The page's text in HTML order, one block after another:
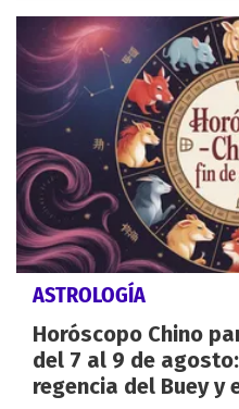
ASTROLOGÍA
Horóscopo Chino
del 7 al 9 de
regencia del Buey y